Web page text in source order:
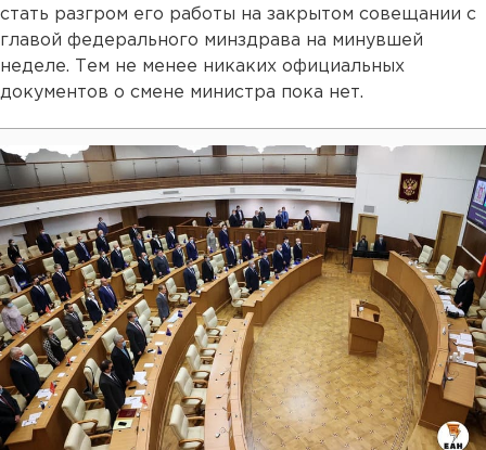
стать разгром его работы на закрытом совещании с
главой федерального минздрава на минувшей
неделе. Тем не менее никаких официальных
документов о смене министра пока нет.